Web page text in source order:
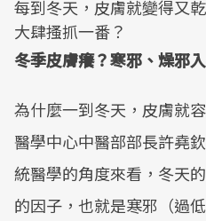
每到冬天，皮膚就變得又
大肆搔抓一番？
冬季皮膚癢？寒邪、燥邪
為什麼一到冬天，皮膚就
醫學中心中醫部部長許堯
統醫學的角度來看，冬天
的因子，也就是寒邪（過